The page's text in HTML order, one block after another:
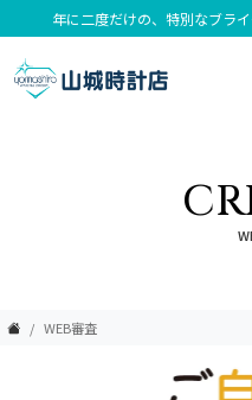
年に二度だけの、特別なブラ
WEB審査